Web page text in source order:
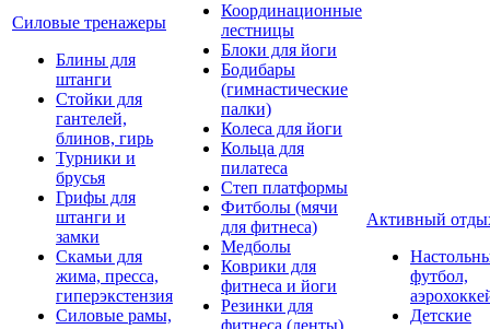
Силовые тренажеры
Блины для
штанги
Стойки для
гантелей,
блинов, гирь
Турники и
брусья
Грифы для
штанги и
замки
Скамьи для
жима, пресса,
гиперэкстензия
Силовые рамы,
Координационные
лестницы
Блоки для йоги
Бодибары
(гимнастические
палки)
Колеса для йоги
Кольца для
пилатеса
Степ платформы
Фитболы (мячи
для фитнеса)
Медболы
Коврики для
фитнеса и йоги
Резинки для
фитнеса (ленты)
Активный
футбол,
Детские